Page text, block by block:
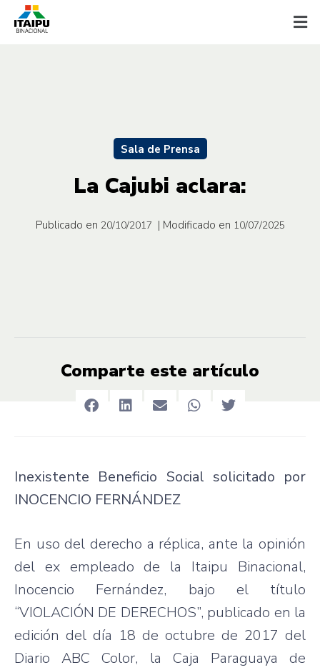
Sala de Prensa
La Cajubi aclara:
Publicado en 20/10/2017 | Modificado en 10/07/2025
Comparte este artículo
Inexistente Beneficio Social solicitado por
INOCENCIO FERNÁNDEZ
En uso del derecho a réplica, ante la opinión
del ex empleado de la Itaipu Binacional,
Inocencio Fernández, bajo el título
“VIOLACIÓN DE DERECHOS”, publicado en la
edición del día 18 de octubre de 2017 del
Diario ABC Color, la Caja Paraguaya de